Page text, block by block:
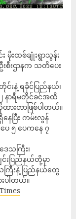
းထစ်ချုံးရွာသွန်း
စီးဌာနက သတိပေး
းနဲ့ ရခိုင်ပြည်နယ်၊
နာရီမတိုင်ခင်အထိ
ားတာဖြစ်ပါတယ်။
ေပြီး ကမ်းလွန်
ေ ၅ ပေကနေ ၇
သကြီး၊
င်းပြည်နယ်တို့မှာ
ကြီးနဲ့ ပြည်နယ်တွေ
ပါတယ်။